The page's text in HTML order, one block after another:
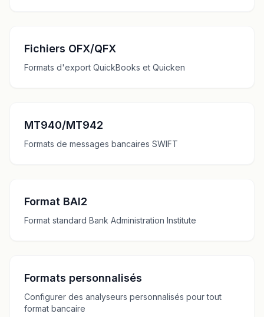
Fichiers OFX/QFX
Formats d'export QuickBooks et Quicken
MT940/MT942
Formats de messages bancaires SWIFT
Format BAI2
Format standard Bank Administration Institute
Formats personnalisés
Configurer des analyseurs personnalisés pour tout
format bancaire